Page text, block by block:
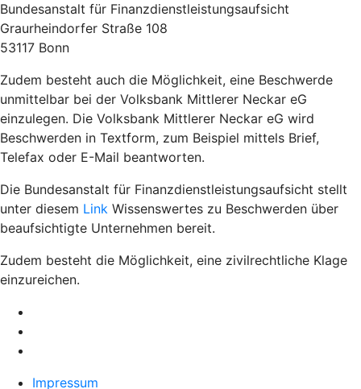
Bundesanstalt für Finanzdienstleistungsaufsicht
Graurheindorfer Straße 108
53117 Bonn
Zudem besteht auch die Möglichkeit, eine Beschwerde
unmittelbar bei der Volksbank Mittlerer Neckar eG
einzulegen. Die Volksbank Mittlerer Neckar eG wird
Beschwerden in Textform, zum Beispiel mittels Brief,
Telefax oder E-Mail beantworten.
Die Bundesanstalt für Finanzdienstleistungsaufsicht stellt
unter diesem Link Wissenswertes zu Beschwerden über
beaufsichtigte Unternehmen bereit.
Zudem besteht die Möglichkeit, eine zivilrechtliche Klage
einzureichen.
Impressum